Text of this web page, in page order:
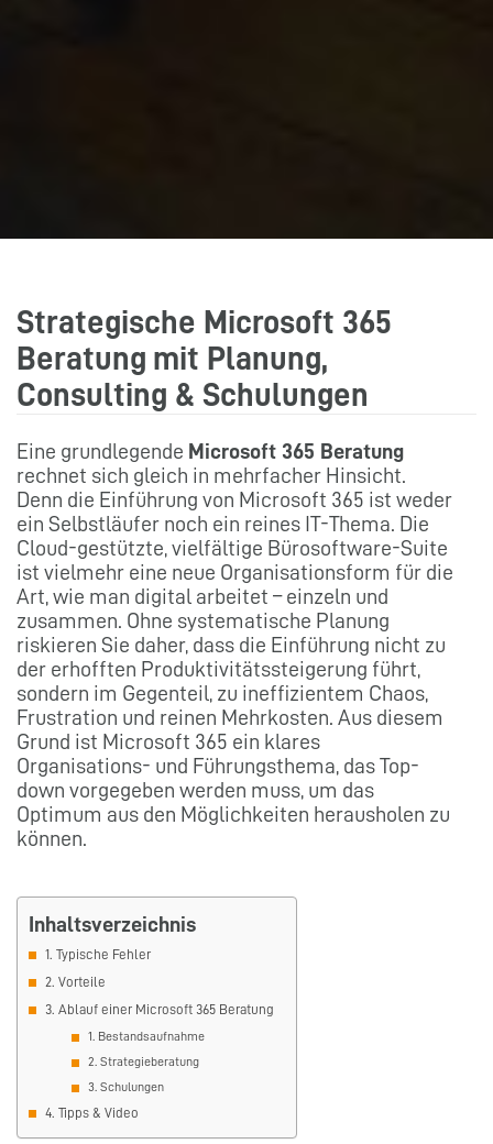
Strategische Microsoft 365
Beratung mit Planung,
Consulting & Schulungen
Eine grundlegende Microsoft 365 Beratung
rechnet sich gleich in mehrfacher Hinsicht.
Denn die Einführung von Microsoft 365 ist weder
ein Selbstläufer noch ein reines IT-Thema. Die
Cloud-gestützte, vielfältige Bürosoftware-Suite
ist vielmehr eine neue Organisationsform für die
Art, wie man digital arbeitet – einzeln und
zusammen. Ohne systematische Planung
riskieren Sie daher, dass die Einführung nicht zu
der erhofften Produktivitätssteigerung führt,
sondern im Gegenteil, zu ineffizientem Chaos,
Frustration und reinen Mehrkosten. Aus diesem
Grund ist Microsoft 365 ein klares
Organisations- und Führungsthema, das Top-
down vorgegeben werden muss, um das
Optimum aus den Möglichkeiten herausholen zu
können.
Inhaltsverzeichnis
1. Typische Fehler
2. Vorteile
3. Ablauf einer Microsoft 365 Beratung
1. Bestandsaufnahme
2. Strategieberatung
3. Schulungen
4. Tipps & Video